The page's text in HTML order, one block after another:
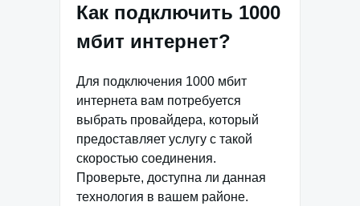
Как подключить 1000
мбит интернет?
Для подключения 1000 мбит
интернета вам потребуется
выбрать провайдера, который
предоставляет услугу с такой
скоростью соединения.
Проверьте, доступна ли данная
технология в вашем районе.